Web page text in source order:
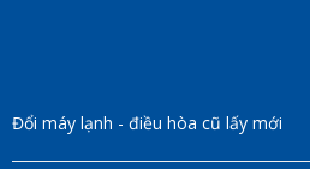
Đổi máy lạnh - điều hòa cũ lấy mới